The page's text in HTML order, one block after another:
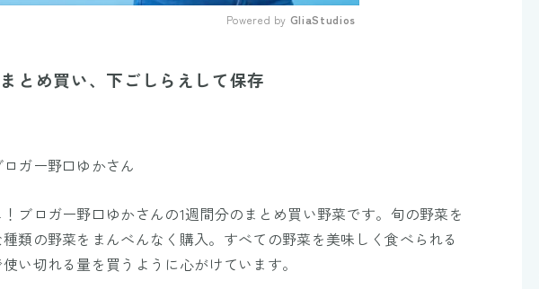
Powered by GliaStudios
とめ買い、下ごしらえして保存
ガー野口ゆかさん
ブロガー野口ゆかさんの1週間分のまとめ買い野菜です。旬の野菜を
類の野菜をまんべんなく購入。すべての野菜を美味しく食べられる
い切れる量を買うように心がけています。